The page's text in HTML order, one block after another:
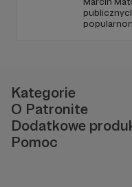
Kategorie
O Patronite
Dodatkowe
Pomoc